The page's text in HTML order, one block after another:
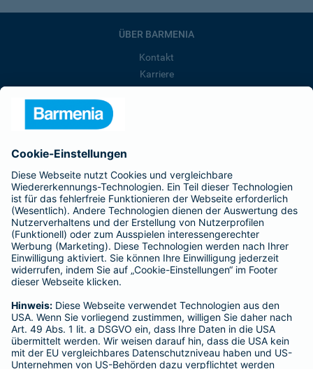
ÜBER BARMENIA
Kontakt
Karriere
Barmenia ist Teil der BarmeniaGothaer
BELIEBTE SEITEN
Kranken-Zusatzversicherung
Tierversicherungen
Haftpflichtversicherung
Hausratversicherung
Adresse ändern
Schaden melden
Kilometerstandsmeldung
Serviceübersicht